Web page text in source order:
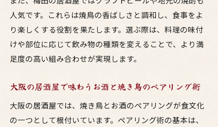
人気です。これらは焼鳥の香ばしさと調和し、食事をよ
り楽しくする役割を果たします。選ぶ際は、料理の味付
けや部位に応じて飲み物の種類を変えることで、より満
足度の高い組み合わせが実現します。
大阪の居酒屋で味わうお酒と焼き鳥のペアリング術
大阪の居酒屋では、焼き鳥とお酒のペアリングが食文化
の一つとして根付いています。ペアリング術の基本は、